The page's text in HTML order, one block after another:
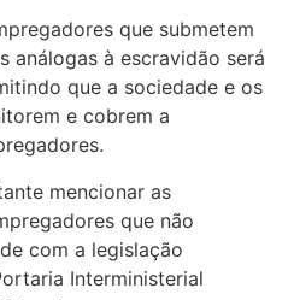
que submetem
análogas à escravidão será
que a sociedade e os
e cobrem a
mencionar as
que não
com a legislação
Interministerial